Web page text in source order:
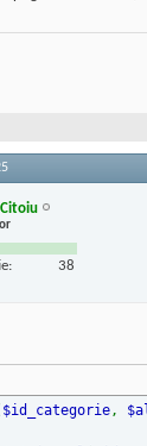
38
$id_categorie,